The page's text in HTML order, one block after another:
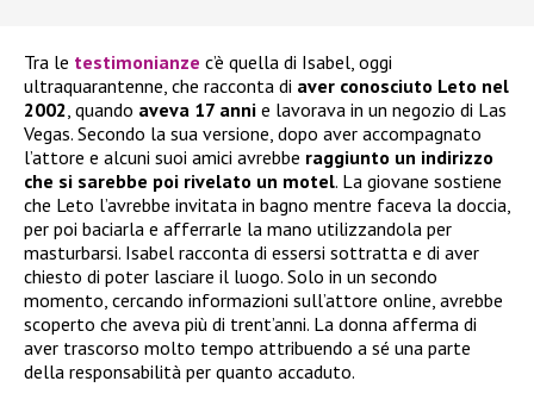
Tra le testimonianze c’è quella di Isabel, oggi
ultraquarantenne, che racconta di aver conosciuto Leto nel
2002, quando aveva 17 anni e lavorava in un negozio di Las
Vegas. Secondo la sua versione, dopo aver accompagnato
l’attore e alcuni suoi amici avrebbe raggiunto un indirizzo
che si sarebbe poi rivelato un motel. La giovane sostiene
che Leto l’avrebbe invitata in bagno mentre faceva la doccia,
per poi baciarla e afferrarle la mano utilizzandola per
masturbarsi. Isabel racconta di essersi sottratta e di aver
chiesto di poter lasciare il luogo. Solo in un secondo
momento, cercando informazioni sull’attore online, avrebbe
scoperto che aveva più di trent’anni. La donna afferma di
aver trascorso molto tempo attribuendo a sé una parte
della responsabilità per quanto accaduto.